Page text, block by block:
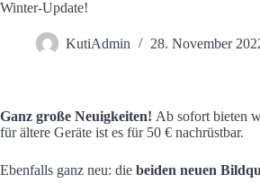
Winter-Update!
KutiAdmin 28. November
Ganz große Neuigkeiten! Ab sofort bieten
für ältere Geräte ist es für 50 € nachrüstbar.
Ebenfalls ganz neu: die beiden neuen